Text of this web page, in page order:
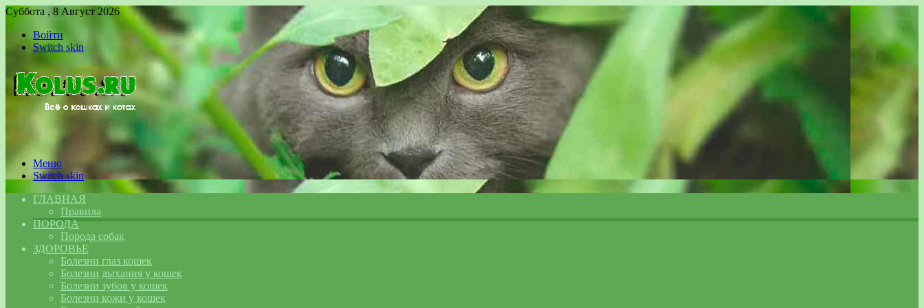
Суббота , 8 Август 2026
Войти
Switch skin
Меню
Switch skin
ГЛАВНАЯ
Правила
ПОРОДА
Порода собак
ЗДОРОВЬЕ
Болезни глаз кошек
Болезни дыхания у кошек
Болезни зубов у кошек
Болезни кожи у кошек